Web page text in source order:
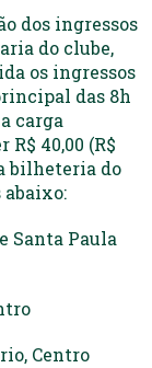
dos ingressos
do clube,
os ingressos
das 8h
carga
40,00 (R$
bilheteria do
abaixo:
Santa Paula
Centro